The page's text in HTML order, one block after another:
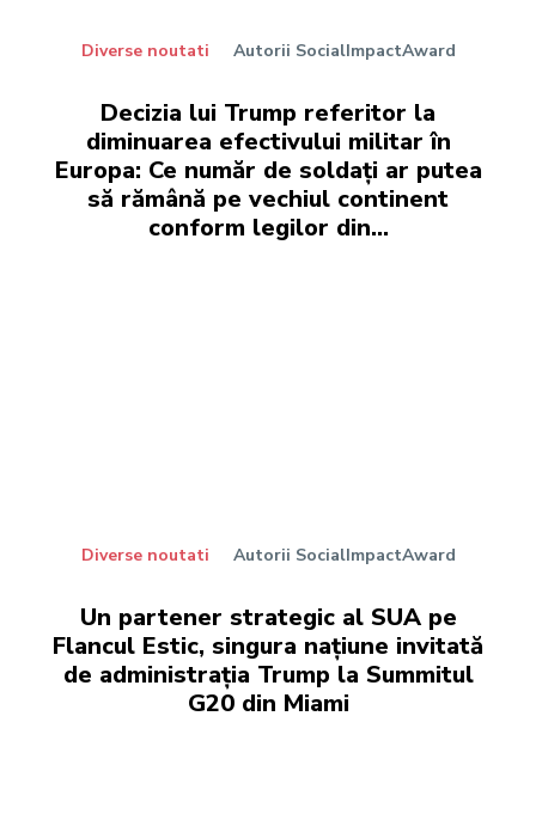
Diverse noutati Autorii SocialImpactAward
Decizia lui Trump referitor la
diminuarea efectivului militar în
Europa: Ce număr de soldați ar putea
să rămână pe vechiul continent
conform legilor din...
Diverse noutati Autorii SocialImpactAward
Un partener strategic al SUA pe
Flancul Estic, singura națiune invitată
de administrația Trump la Summitul
G20 din Miami